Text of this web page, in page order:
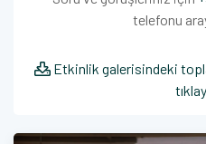
telefonu
Etkinlik galerisindeki